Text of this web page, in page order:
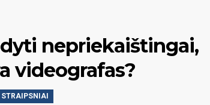
nepriekaištingai,
videografas?
STRAIPSNIAI